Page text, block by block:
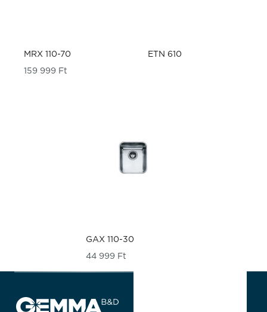
MRX 110-70
159 999 Ft
ETN 610
GAX 110-30
44 999 Ft